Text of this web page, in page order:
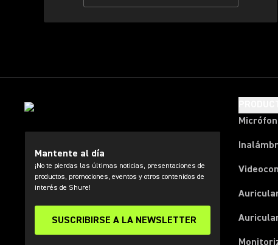
Mantente al día
¡No te pierdas las últimas noticias, presentaciones de
productos, promociones, eventos y otros contenidos de
interés de Shure!
SUSCRIBIRSE A LA NEWSLETTER